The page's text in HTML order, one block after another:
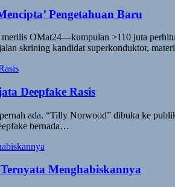
Pengetahuan Baru
OMat24—kumpulan >110 juta
skrining kandidat superkonduktor,
Deepfake Rasis
ada. “Tilly Norwood” dibuka ke
bernada…
Menghabiskannya